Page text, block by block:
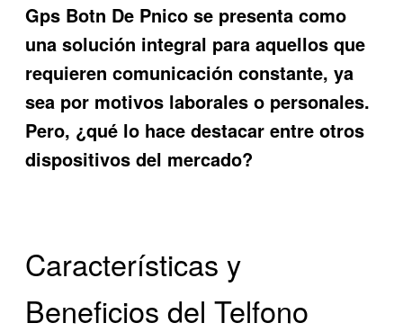
Gps Botn De Pnico se presenta como
una solución integral para aquellos que
requieren comunicación constante, ya
sea por motivos laborales o personales.
Pero, ¿qué lo hace destacar entre otros
dispositivos del mercado?
Características y
Beneficios del Telfono